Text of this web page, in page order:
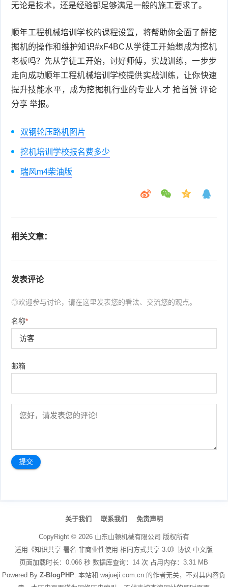
无论是技术，还是经验都足够满足一般的施工要求了。
顺年工程机械培训学校的课程设置，将帮助你全面了解挖
掘机的操作和维护知识#xF4BC从学徒工开始想成为挖机
老板吗？先从学徒工开始，讨好师傅，实战训练，一步步
走向成功顺年工程机械培训学校提供实战训练，让你快速
提升技能水平，成为挖掘机行业的专业人才 抢首赞 评论
分享 举报。
双钢轮压路机图片
挖机培训学校报名费多少
瑞风m4柴油版
相关文章：
发表评论
◎欢迎参与讨论，请在这里发表您的看法、交流您的观点。
名称*
邮箱
关于我们 联系我们 免责声明
CopyRight © 2026 山东山顿机械有限公司 版权所有
适用《知识共享 署名-非商业性使用-相同方式共享 3.0》协议-中文版
页面加载时长：0.066 秒 数据库查询：14 次 占用内存：3.31 MB
Powered ByZ-BlogPHP . 本站和 wajueji.com.cn 的作者无关，不对其内容负